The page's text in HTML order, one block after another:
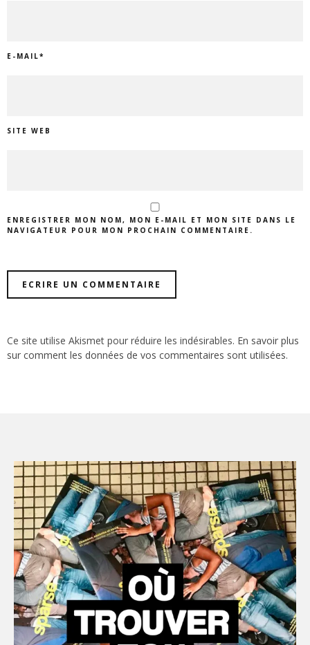
E-MAIL*
SITE WEB
ENREGISTRER MON NOM, MON E-MAIL ET MON SITE DANS LE
NAVIGATEUR POUR MON PROCHAIN COMMENTAIRE.
Ce site utilise Akismet pour réduire les indésirables. En savoir plus
sur comment les données de vos commentaires sont utilisées.